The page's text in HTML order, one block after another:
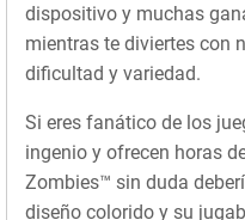
dispositivo y muchas
mientras te diviertes con
dificultad y variedad.
Si eres fanático de los
ingenio y ofrecen horas
Zombies™ sin duda
diseño colorido y su